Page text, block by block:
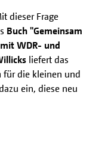
dieser Frage
Buch "Gemeinsam
WDR- und
liefert das
für die kleinen und
ein, diese neu